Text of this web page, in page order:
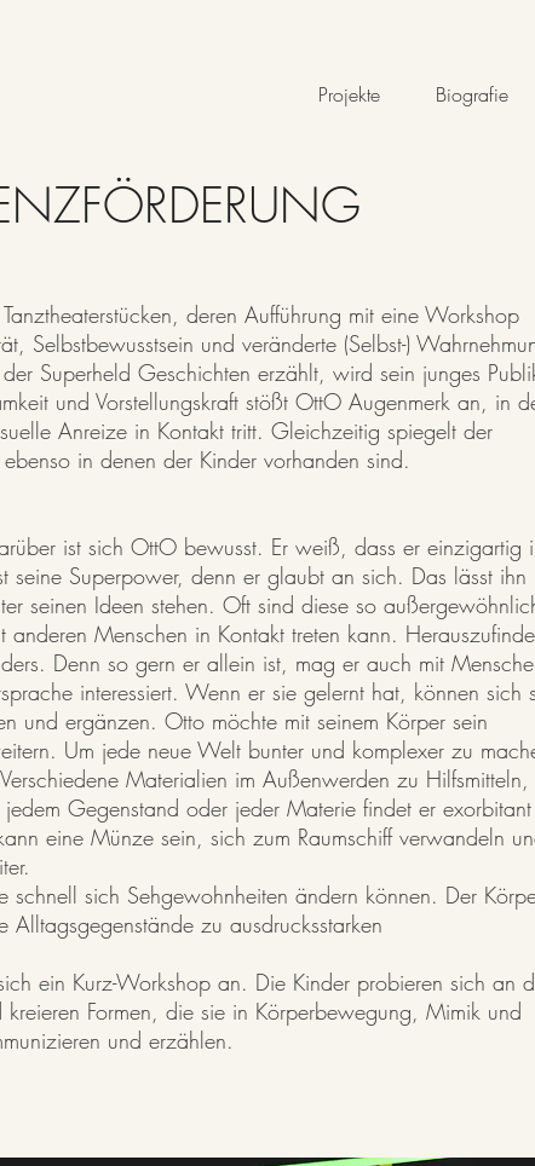
Projekte
Biografie
deren Aufführung mit eine Workshop
Selbstbewusstsein und veränderte (Selbst-)
Superheld Geschichten erzählt, wird sein junges
und Vorstellungskraft stößt OttO Augenmerk an, in
Anreize in Kontakt tritt. Gleichzeitig spiegelt der
in denen der Kinder vorhanden sind.
ist sich OttO bewusst. Er weiß, dass er einzigartig
seine Superpower, denn er glaubt an sich. Das lässt ihn
seinen Ideen stehen. Oft sind diese so
Menschen in Kontakt treten kann.
Denn so gern er allein ist, mag er auch mit
interessiert. Wenn er sie gelernt hat, können sich
und ergänzen. Otto möchte mit seinem Körper sein
Um jede neue Welt bunter und komplexer zu
Materialien im Außenwerden zu
Gegenstand oder jeder Materie findet er
eine Münze sein, sich zum Raumschiff verwandeln
sich Sehgewohnheiten ändern können. Der
zu ausdrucksstarken
ein Kurz-Workshop an. Die Kinder probieren sich an
Formen, die sie in Körperbewegung, Mimik und
und erzählen.